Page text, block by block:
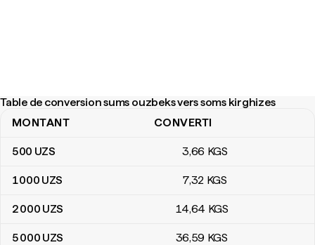
Table de conversion sums ouzbeks vers soms kirghizes
Table de conversion sums ouzbeks vers soms kirghizes
MONTANT CONVERTI
500 UZS 3,66 KGS
1 000 UZS 7,32 KGS
2 000 UZS 14,64 KGS
5 000 UZS 36,59 KGS